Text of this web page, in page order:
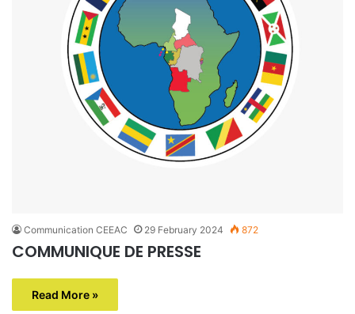
Communication CEEAC 29 February 2024 872
COMMUNIQUE DE PRESSE
Read More »